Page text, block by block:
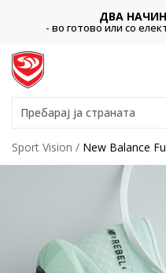
ДВА
- во готово или со
Пребарај ја страната
Sport Vision New Balance